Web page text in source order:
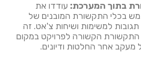
בתוך המערכת: עודדו את
בכלי התקשורת המובנים של
למשימות ושיחות צ'אט. זה
הקשורה לפרויקט במקום
מעקב אחר החלטות ודיונים.